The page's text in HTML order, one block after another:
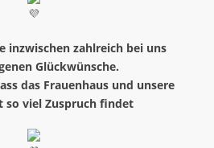
inzwischen zahlreich bei uns
Glückwünsche.
das Frauenhaus und unsere
so viel Zuspruch findet